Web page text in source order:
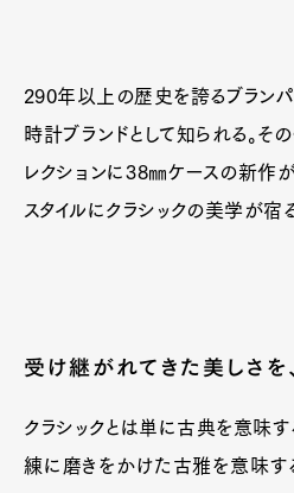
290年以上の歴史を誇るブラン
時計ブランドとして知られる。そ
レクションに38㎜ケースの新作
スタイルにクラシックの美学が宿る
受け継がれてきた美しさを
クラシックとは単に古典を意味す
練に磨きをかけた古雅を意味す